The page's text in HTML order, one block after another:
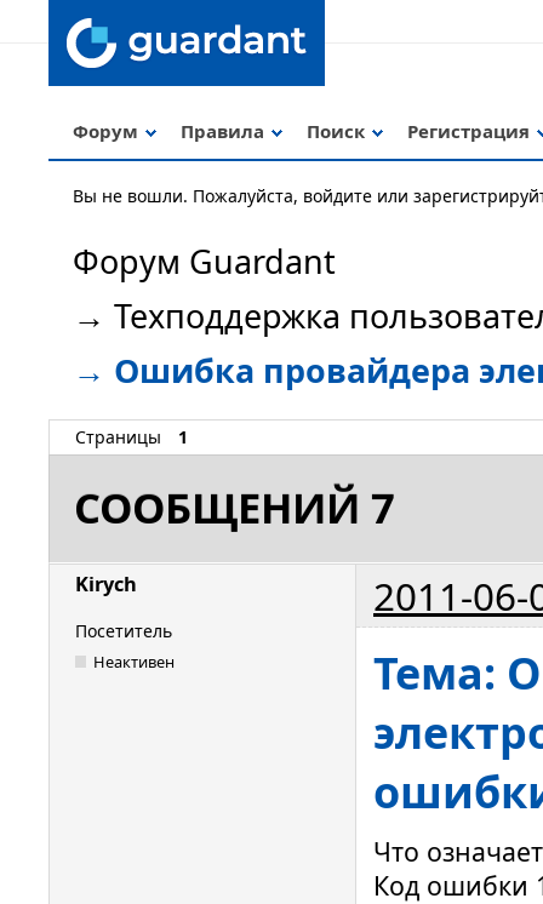
Форум Правила Поиск Регистрация
Вы не вошли. Пожалуйста, войдите или
Форум Guardant
→ Техподдержка
→ Ошибка провайдера
Страницы 1
СООБЩЕНИЙ 7
Kirych 2011-06-
Посетитель
Неактивен
Тема:
Что
Код ошибки